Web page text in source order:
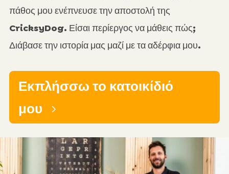
πάθος μου ενέπνευσε την αποστολή της
CricksyDog. Είσαι περίεργος να μάθεις πώς;
Διάβασε την ιστορία μας μαζί με τα αδέρφια μου.
Εκπλήσσω το κατοικίδιό
μου